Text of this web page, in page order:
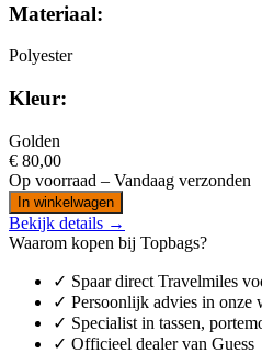
Materiaal:
Polyester
Kleur:
Golden
€ 80,00
Op voorraad – Vandaag verzonden
In winkelwagen
Bekijk details →
Waarom kopen bij Topbags?
✓ Spaar direct Travelmiles
✓ Persoonlijk advies in onze
✓ Specialist in tassen,
✓ Officieel dealer van Guess